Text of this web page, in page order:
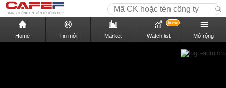
Home Tin mới Market Watch list
New
Mở rộng